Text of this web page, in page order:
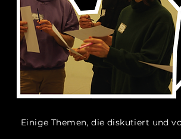
Einige Themen, die diskutiert und